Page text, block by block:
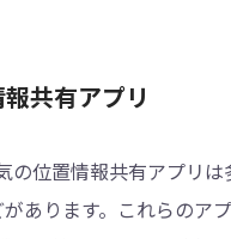
共有アプリ
位置情報共有アプリは
があります。これらのア